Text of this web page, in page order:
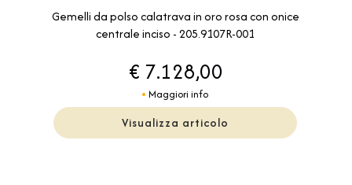
Gemelli da polso calatrava in oro rosa con onice
centrale inciso - 205.9107R-001
€ 7.128,00
Maggiori info
Visualizza articolo